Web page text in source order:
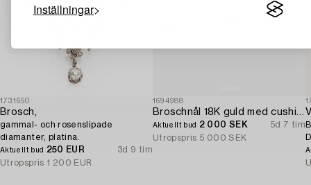
Inställningar
1731650
Brosch,
gammal- och rosenslipade
diamanter, platina.
Aktuellt bud 250 EUR
3d 9 tim
Utropspris 1 200 EUR
1694988
Broschnål 18K guld med cushionslipad akvamarin och seedpärlor.
Aktuellt bud 2 000 SEK
5d 7 tim
Utropspris 5 000 SEK